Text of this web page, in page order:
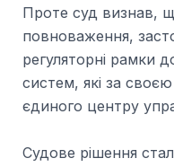
Проте суд визнав,
повноваження,
регуляторні рамки
систем, які за
єдиного центру
Судове рішення